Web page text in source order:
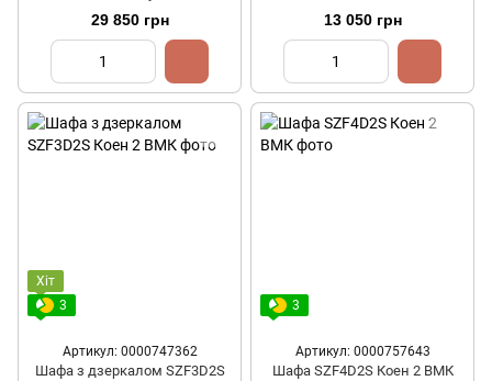
29 850 грн 13 050 грн
Хіт
3
Артикул: 0000747362
Шафа з дзеркалом SZF3D2S
3
Артикул: 0000757643
Шафа SZF4D2S Коен 2 ВМК